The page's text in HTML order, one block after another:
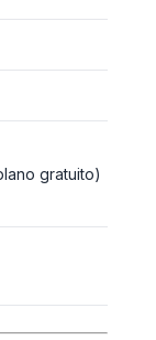
gratuito)